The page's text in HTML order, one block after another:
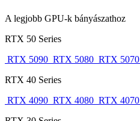
A legjobb GPU-k bányászathoz
RTX 50 Series
RTX 5090 RTX 5080 RTX 5070
RTX 40 Series
RTX 4090 RTX 4080 RTX 4070